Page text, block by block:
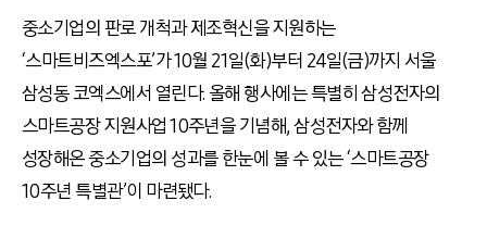
중소기업의 판로 개척과 제조혁신을 지원하는
‘스마트비즈엑스포’가 10월 21일(화)부터 24일(금)까지 서울
삼성동 코엑스에서 열린다. 올해 행사에는 특별히 삼성전자의
스마트공장 지원사업 10주년을 기념해, 삼성전자와 함께
성장해온 중소기업의 성과를 한눈에 볼 수 있는 ‘스마트공장
10주년 특별관’이 마련됐다.